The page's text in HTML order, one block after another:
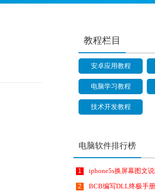
教程栏目
安卓应用教程
电脑学习教程
技术开发教程
电脑软件排行榜
1 iphone5s换屏幕图文说明
2 BCB编写DLL终极手册